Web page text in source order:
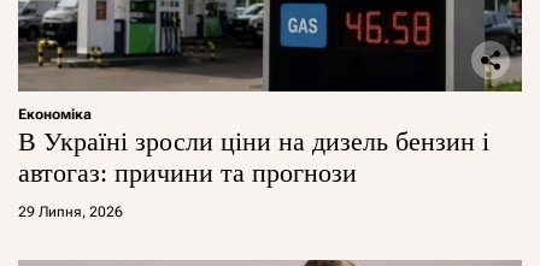
Економіка
В Україні зросли ціни на дизель бензин і
автогаз: причини та прогнози
29 Липня, 2026